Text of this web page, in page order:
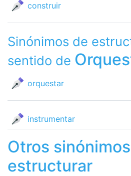
construir
Sinónimos de
sentido de
orquestar
instrumentar
Otros
estructurar